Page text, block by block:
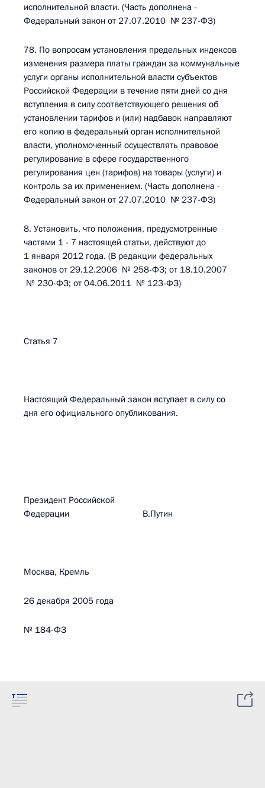
исполнительной власти. (Часть дополнена -
Федеральный закон от 27.07.2010 № 237-ФЗ)
78. По вопросам установления предельных индексов
изменения размера платы граждан за коммунальные
услуги органы исполнительной власти субъектов
Российской Федерации в течение пяти дней со дня
вступления в силу соответствующего решения об
установлении тарифов и (или) надбавок направляют
его копию в федеральный орган исполнительной
власти, уполномоченный осуществлять правовое
регулирование в сфере государственного
регулирования цен (тарифов) на товары (услуги) и
контроль за их применением. (Часть дополнена -
Федеральный закон от 27.07.2010 № 237-ФЗ)
8. Установить, что положения, предусмотренные
частями 1 - 7 настоящей статьи, действуют до
1 января 2012 года. (В редакции федеральных
законов от 29.12.2006 № 258-ФЗ; от 18.10.2007
№ 230-ФЗ; от 04.06.2011 № 123-ФЗ)
Статья 7
Настоящий Федеральный закон вступает в силу со
дня его официального опубликования.
Президент Российской
Федерации В.Путин
Москва, Кремль
26 декабря 2005 года
№ 184-ФЗ